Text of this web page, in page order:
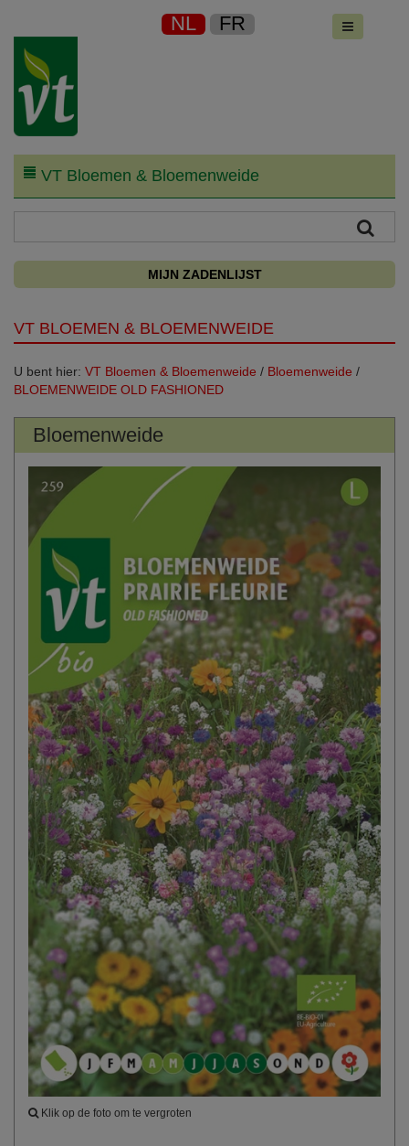
NL FR
VT Bloemen & Bloemenweide
MIJN ZADENLIJST
VT BLOEMEN & BLOEMENWEIDE
U bent hier: VT Bloemen & Bloemenweide / Bloemenweide /
BLOEMENWEIDE OLD FASHIONED
Bloemenweide
Klik op de foto om te vergroten